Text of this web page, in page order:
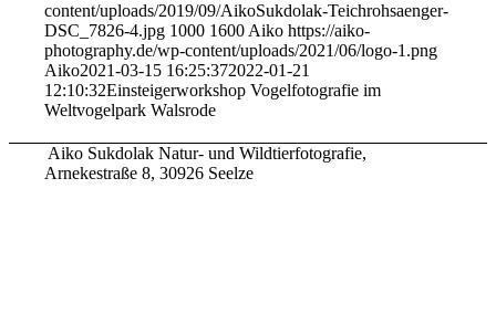
content/uploads/2019/09/AikoSukdolak-Teichrohsaenger-
DSC_7826-4.jpg 1000 1600 Aiko https://aiko-
photography.de/wp-content/uploads/2021/06/logo-1.png
Aiko2021-03-15 16:25:372022-01-21
12:10:32Einsteigerworkshop Vogelfotografie im
Weltvogelpark Walsrode
Aiko Sukdolak Natur- und Wildtierfotografie,
Arnekestraße 8, 30926 Seelze